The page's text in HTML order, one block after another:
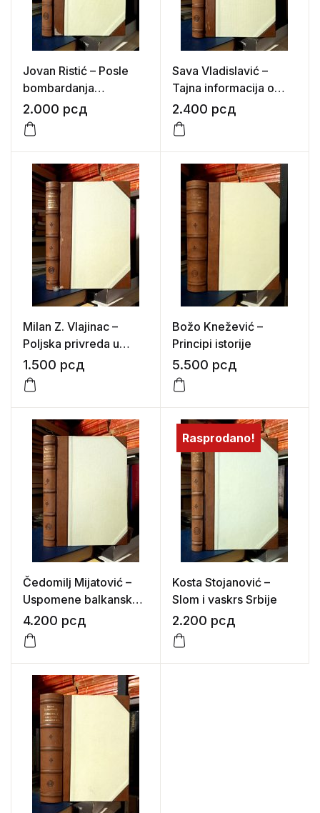
Jovan Ristić – Posle
bombardanja
Beograda
2.000 рсд
Sava Vladislavić –
Tajna informacija o
snazi i stanju Kineske
države
2.400 рсд
Milan Z. Vlajinac –
Poljska privreda u
narodnim poslovicama
1.500 рсд
Božo Knežević –
Principi istorije
5.500 рсд
Čedomilj Mijatović –
Uspomene balkanskog
diplomate
4.200 рсд
Rasprodano!
Kosta Stojanović –
Slom i vaskrs Srbije
2.200 рсд